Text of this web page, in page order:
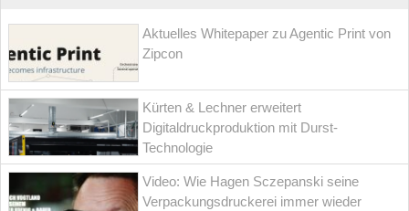
Aktuelles Whitepaper zu Agentic Print von
Zipcon
Kürten & Lechner erweitert
Digitaldruckproduktion mit Durst-
Technologie
Video: Wie Hagen Sczepanski seine
Verpackungsdruckerei immer wieder